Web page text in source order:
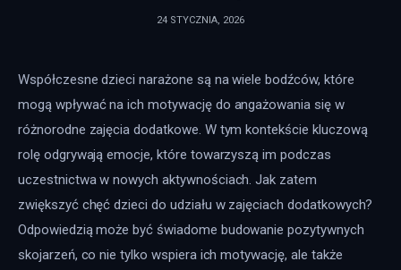
24 STYCZNIA, 2026
Współczesne dzieci narażone są na wiele bodźców, które
mogą wpływać na ich motywację do angażowania się w
różnorodne zajęcia dodatkowe. W tym kontekście kluczową
rolę odgrywają emocje, które towarzyszą im podczas
uczestnictwa w nowych aktywnościach. Jak zatem
zwiększyć chęć dzieci do udziału w zajęciach dodatkowych?
Odpowiedzią może być świadome budowanie pozytywnych
skojarzeń, co nie tylko wspiera ich motywację, ale także